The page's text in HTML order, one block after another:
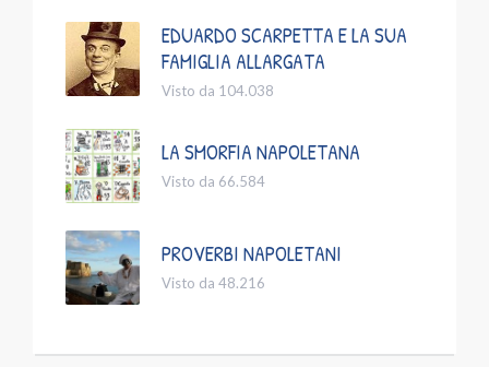
EDUARDO SCARPETTA E LA SUA
FAMIGLIA ALLARGATA
Visto da 104.038
LA SMORFIA NAPOLETANA
Visto da 66.584
PROVERBI NAPOLETANI
Visto da 48.216